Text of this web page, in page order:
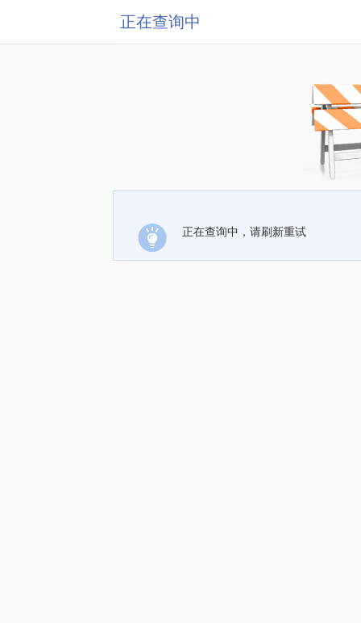
正在查询中
正在查询中，请刷新重试